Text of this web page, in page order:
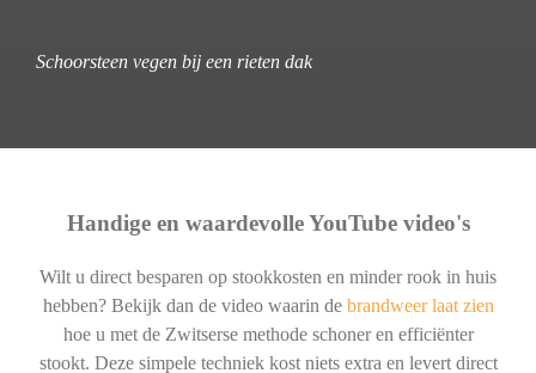
Schoorsteen vegen bij een rieten dak
Handige en waardevolle YouTube video's
Wilt u direct besparen op stookkosten en minder rook in huis
hebben? Bekijk dan de video waarin de brandweer laat zien
hoe u met de Zwitserse methode schoner en efficiënter
stookt. Deze simpele techniek kost niets extra en levert direct